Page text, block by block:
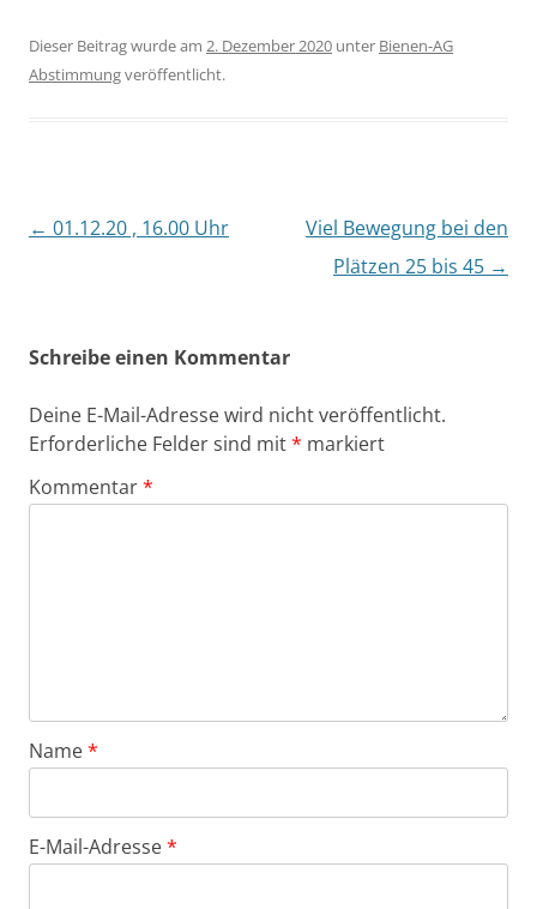
Dieser Beitrag wurde am 2. Dezember 2020 unter Bienen-AG
Abstimmungveröffentlicht.
Beitragsnavigation
← 01.12.20 , 16.00 Uhr
Viel Bewegung bei den
Plätzen 25 bis 45 →
Schreibe einen Kommentar
Deine E-Mail-Adresse wird nicht veröffentlicht.
Erforderliche Felder sind mit* markiert
Kommentar*
Name*
E-Mail-Adresse*